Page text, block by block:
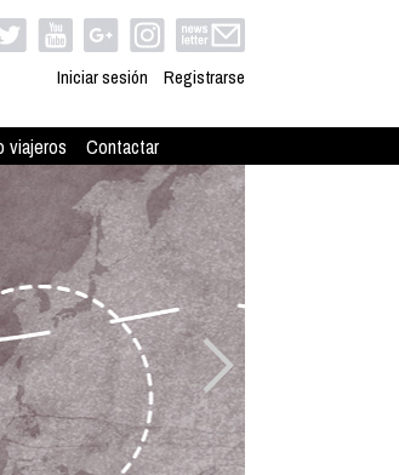
Iniciar sesión Registrarse
viajeros Contactar